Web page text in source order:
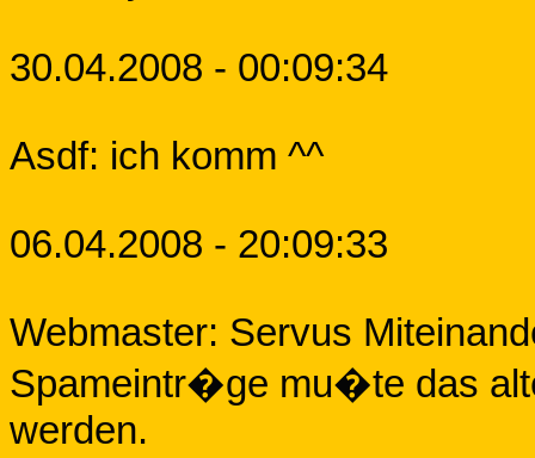
30.04.2008 - 00:09:34
Asdf: ich komm ^^
06.04.2008 - 20:09:33
Webmaster: Servus
Spameintr�ge mu�te das
werden.